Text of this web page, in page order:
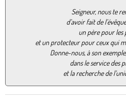
Seigneur, nous te
d’avoir fait de
un père pour les
et un protecteur pour ceux qui
Donne-nous, à son
dans le service des
et la recherche de